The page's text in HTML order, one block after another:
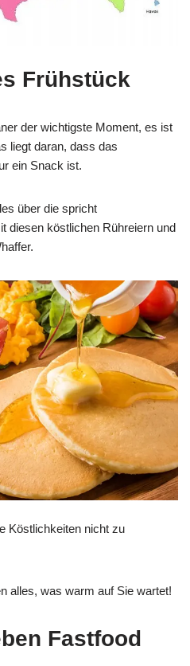
Frühstück
der wichtigste Moment, es ist
liegt daran, dass das
ein Snack ist.
über die spricht
diesen köstlichen Rühreiern und
Köstlichkeiten nicht zu
alles, was warm auf Sie wartet!
Fastfood